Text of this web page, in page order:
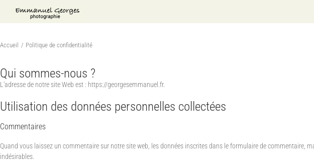
contenu
Accueil Politique de confidentialité
Qui sommes-nous ?
L’adresse de notre site Web est : https://georgesemmanuel.fr.
Utilisation des données personnelles collectées
Commentaires
Quand vous laissez un commentaire sur notre site web, les données inscrites dans le formulaire de commentaire,
indésirables.